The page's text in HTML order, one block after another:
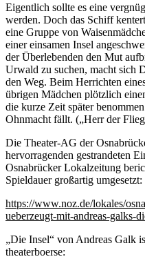
Eigentlich sollte es eine
werden. Doch das Schiff
eine Gruppe von
einer einsamen Insel
der Überlebenden den Mut
Urwald zu suchen, macht sich
den Weg. Beim Herrichten
übrigen Mädchen plötzlich
die kurze Zeit später
Ohnmacht fällt. („Herr der
Die Theater-AG der
hervorragenden gestrandeten
Osnabrücker Lokalzeitung
Spieldauer großartig umgesetzt:
https://www.noz.de/lokales/
ueberzeugt-mit-andreas-
„Die Insel“ von Andreas Galk
theaterboerse: